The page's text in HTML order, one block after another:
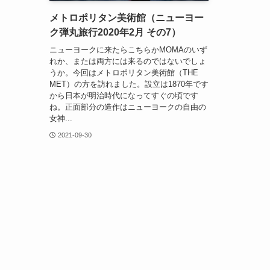
メトロポリタン美術館（ニューヨー
ク弾丸旅行2020年2月 その7）
ニューヨークに来たらこちらかMOMAのいず
れか、または両方には来るのではないでしょ
うか。今回はメトロポリタン美術館（THE
MET）の方を訪れました。設立は1870年です
から日本が明治時代になってすぐの頃です
ね。正面部分の造作はニューヨークの自由の
女神...
2021-09-30